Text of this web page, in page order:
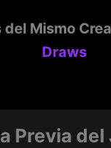
del Mismo
Draws
Previa del